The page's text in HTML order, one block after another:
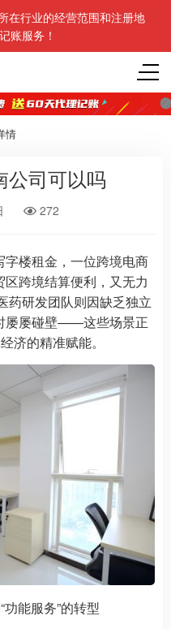
在行业的经营范围和注册地
账服务！
情
公司可以吗
272
楼租金，一位跨境电商
跨境结算便利，又无力
药研发团队则因缺乏独立
屡屡碰壁——这些场景正
济的精准赋能。
功能服务”的转型